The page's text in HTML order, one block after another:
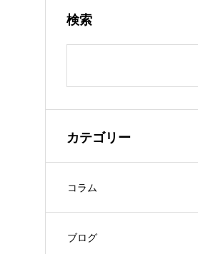
検索
カテゴリー
コラム
ブログ